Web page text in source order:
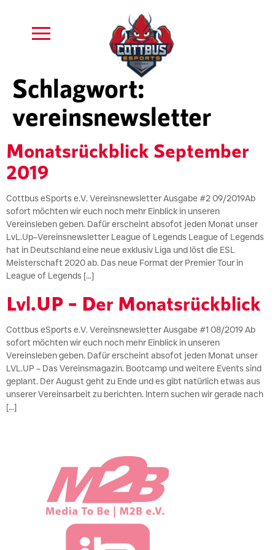
Schlagwort:
vereinsnewsletter
Monatsrückblick September
2019
Cottbus eSports e.V. Vereinsnewsletter Ausgabe #2 09/2019Ab
sofort möchten wir euch noch mehr Einblick in unseren
Vereinsleben geben. Dafür erscheint absofot jeden Monat unser
LvL.Up–Vereinsnewsletter League of Legends League of Legends
hat in Deutschland eine neue exklusiv Liga und löst die ESL
Meisterschaft 2020 ab. Das neue Format der Premier Tour in
League of Legends […]
Lvl.UP – Der Monatsrückblick
Cottbus eSports e.V. Vereinsnewsletter Ausgabe #1 08/2019 Ab
sofort möchten wir euch noch mehr Einblick in unseren
Vereinsleben geben. Dafür erscheint absofot jeden Monat unser
LVL.UP – Das Vereinsmagazin. Bootcamp und weitere Events sind
geplant. Der August geht zu Ende und es gibt natürlich etwas aus
unserer Vereinsarbeit zu berichten. Intern suchen wir gerade nach
[…]